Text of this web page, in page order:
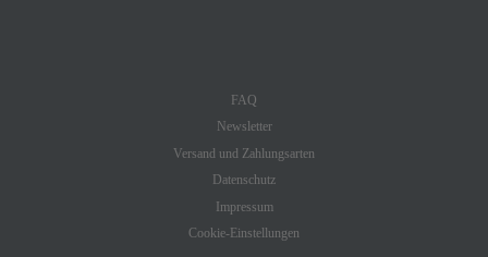
FAQ
Newsletter
Versand und Zahlungsarten
Datenschutz
Impressum
Cookie-Einstellungen